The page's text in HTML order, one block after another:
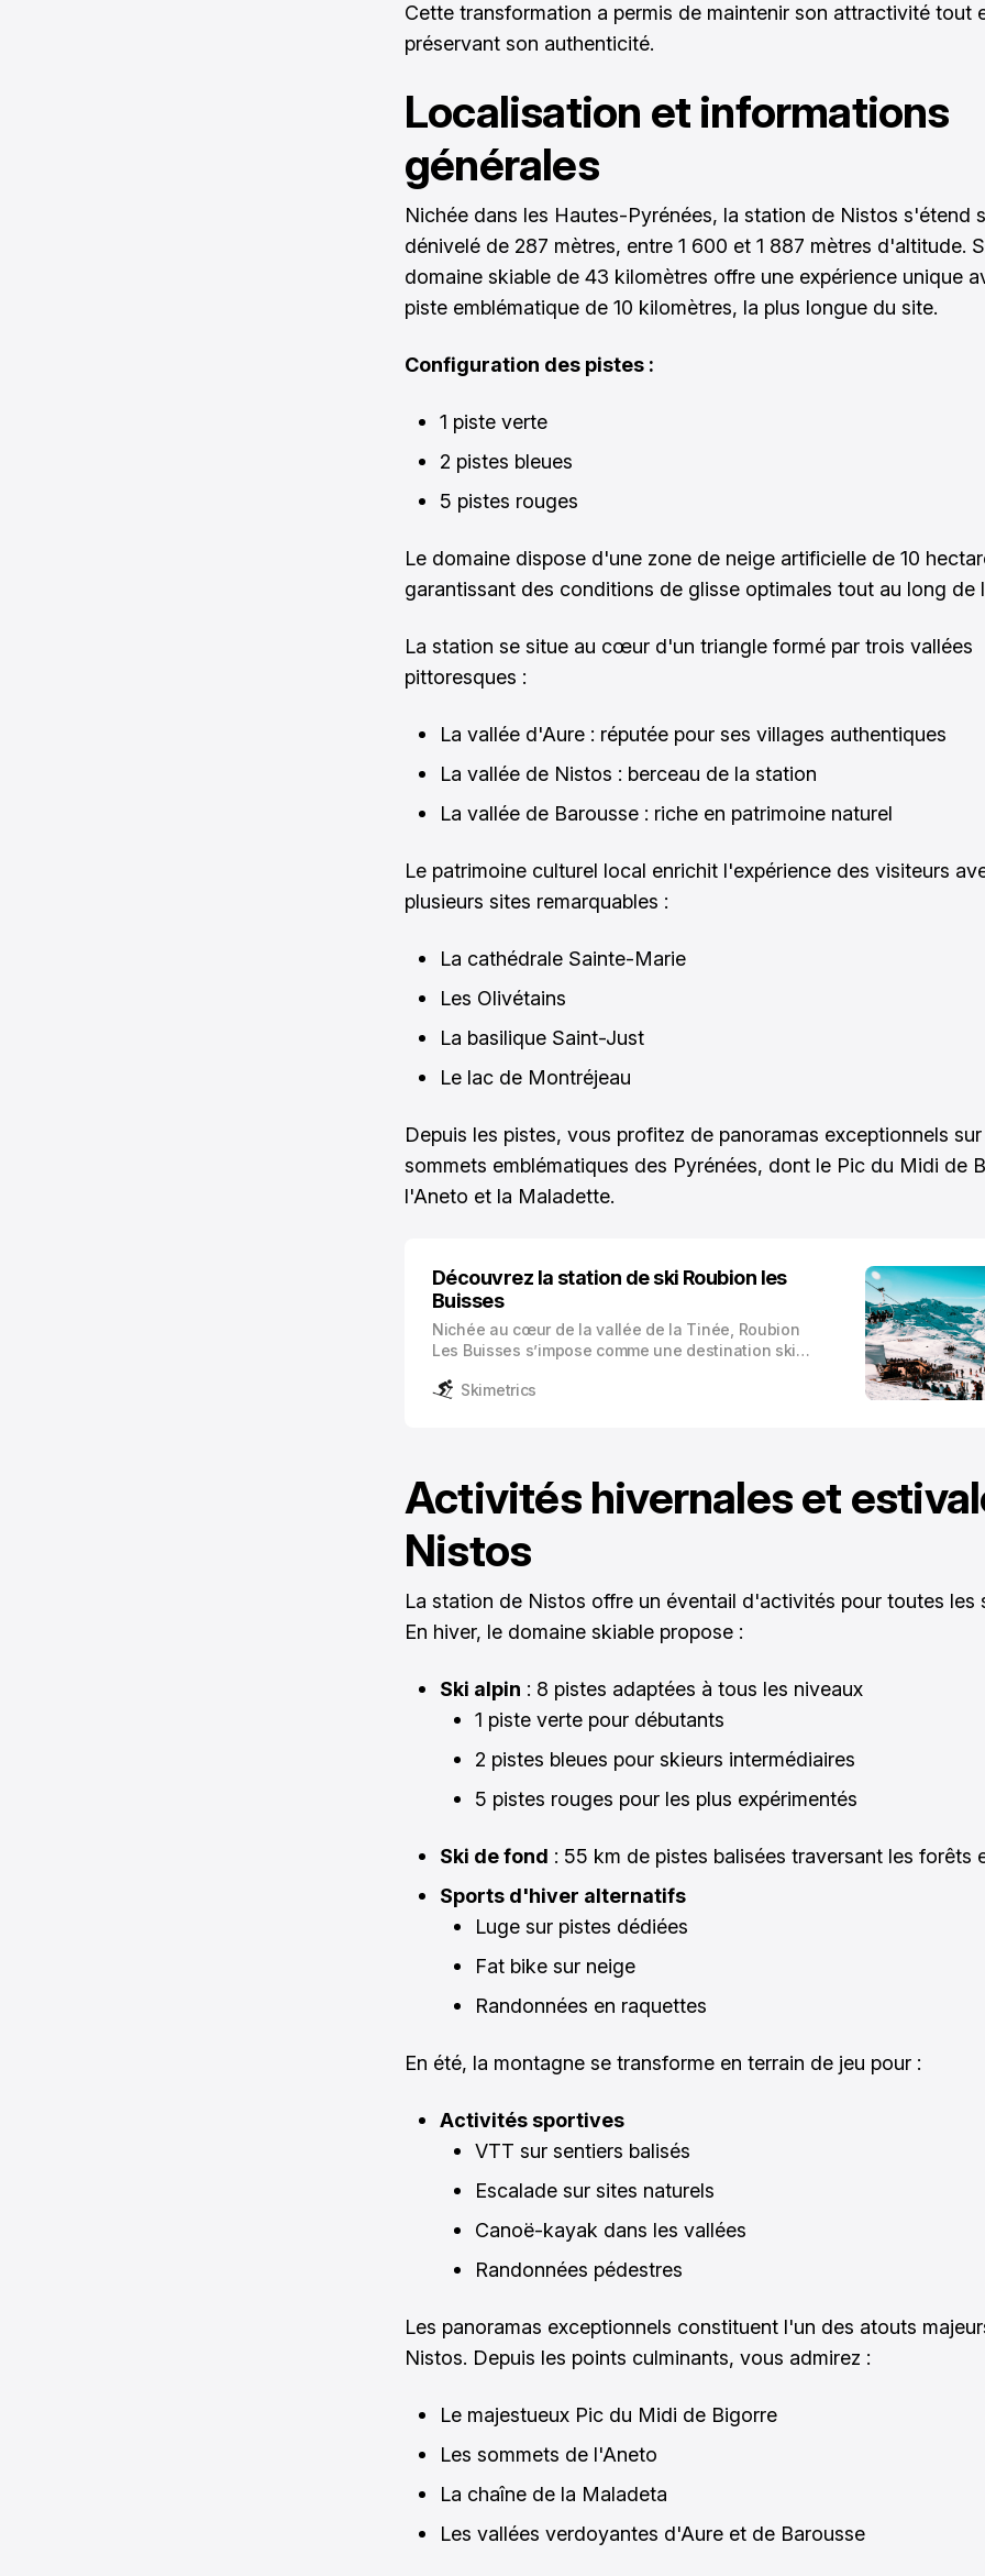
Cette transformation a permis de maintenir son attractivité tout
préservant son authenticité.
Localisation et informations
générales
Nichée dans les Hautes-Pyrénées, la station de Nistos s'étend
dénivelé de 287 mètres, entre 1 600 et 1 887 mètres d'altitude.
domaine skiable de 43 kilomètres offre une expérience unique
piste emblématique de 10 kilomètres, la plus longue du site.
Configuration des pistes :
1 piste verte
2 pistes bleues
5 pistes rouges
Le domaine dispose d'une zone de neige artificielle de 10
garantissant des conditions de glisse optimales tout au long de
La station se situe au cœur d'un triangle formé par trois vallées
pittoresques :
La vallée d'Aure : réputée pour ses villages authentiques
La vallée de Nistos : berceau de la station
La vallée de Barousse : riche en patrimoine naturel
Le patrimoine culturel local enrichit l'expérience des visiteurs
plusieurs sites remarquables :
La cathédrale Sainte-Marie
Les Olivétains
La basilique Saint-Just
Le lac de Montréjeau
Depuis les pistes, vous profitez de panoramas exceptionnels
sommets emblématiques des Pyrénées, dont le Pic du Midi de
l'Aneto et la Maladette.
Découvrez la station de ski Roubion les
Buisses
Nichée au cœur de la vallée de la Tinée, Roubion
Les Buisses s’impose comme une destination ski
ski familiale, créée en 1975, offre un cadre naturel
Skimetrics
Activités hivernales et
Nistos
La station de Nistos offre un éventail d'activités pour toutes les
En hiver, le domaine skiable propose :
Ski alpin : 8 pistes adaptées à tous les niveaux
1 piste verte pour débutants
2 pistes bleues pour skieurs intermédiaires
5 pistes rouges pour les plus expérimentés
Ski de fond : 55 km de pistes balisées traversant les forêts
Sports d'hiver alternatifs
Luge sur pistes dédiées
Fat bike sur neige
Randonnées en raquettes
En été, la montagne se transforme en terrain de jeu pour :
Activités sportives
VTT sur sentiers balisés
Escalade sur sites naturels
Canoë-kayak dans les vallées
Randonnées pédestres
Les panoramas exceptionnels constituent l'un des atouts
Nistos. Depuis les points culminants, vous admirez :
Le majestueux Pic du Midi de Bigorre
Les sommets de l'Aneto
La chaîne de la Maladeta
Les vallées verdoyantes d'Aure et de Barousse